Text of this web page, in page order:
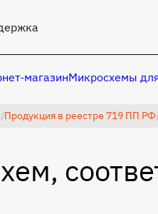
магазинМикросхемы
/Продукция в реестре 719 ПП РФ